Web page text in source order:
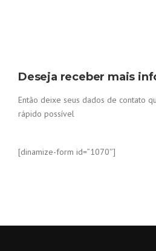
Deseja receber mais
Então deixe seus dados de contato
rápido possível
[dinamize-form id=”1070″]